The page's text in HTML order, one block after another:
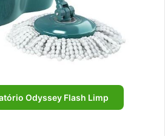
Odyssey Flash Limp